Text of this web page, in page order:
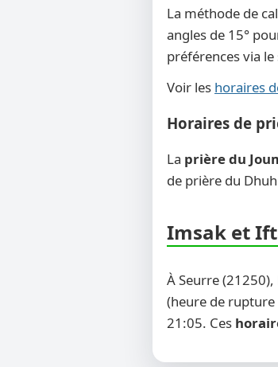
La méthode de
angles de 15°
préférences via
Voir les horaires
Horaires de
La prière du
de prière du
Imsak et
À Seurre
(heure de rupture
21:05. Ces